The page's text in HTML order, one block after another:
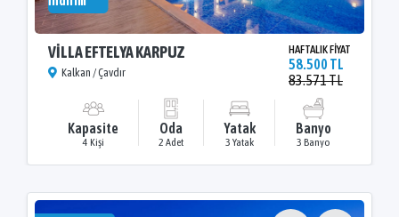
VİLLA EFTELYA KARPUZ
Kalkan / Çavdır
HAFTALIK FİYAT
58.500 TL
83.571 TL
Kapasite
4 Kişi
Oda
2 Adet
Yatak
3 Yatak
Banyo
3 Banyo